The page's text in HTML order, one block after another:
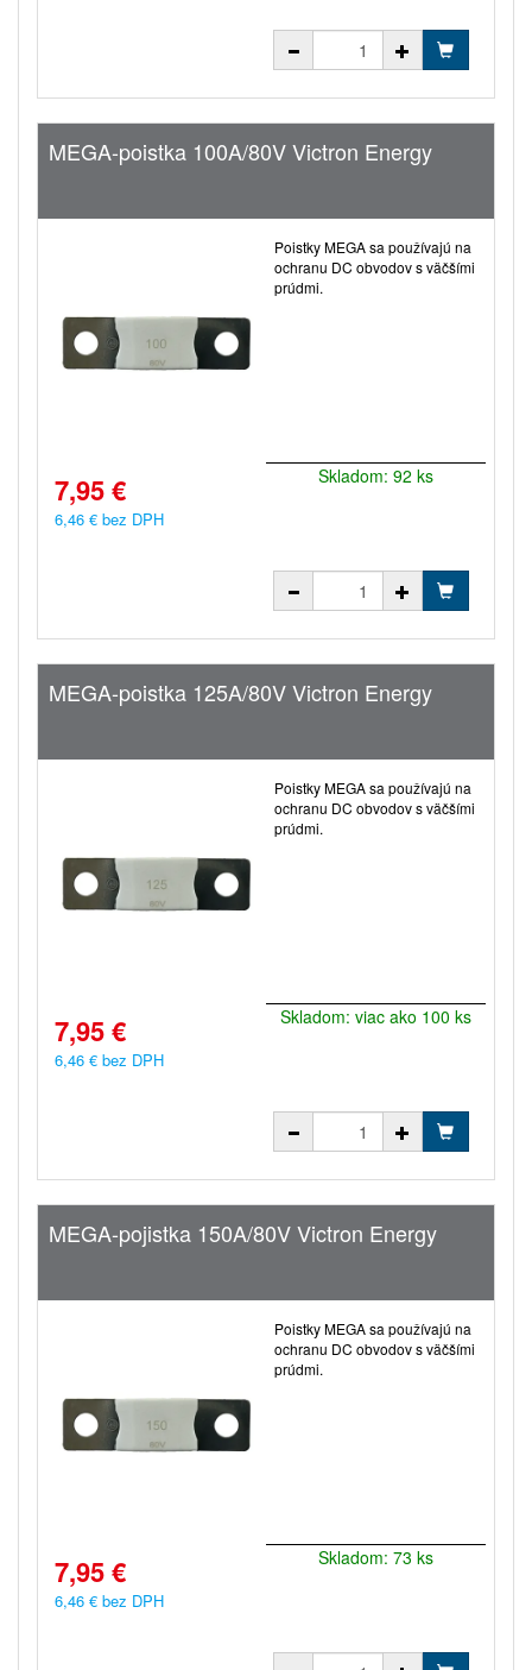
MEGA-poistka 100A/80V Victron Energy
Poistky MEGA sa používajú na
ochranu DC obvodov s väčšími
prúdmi.
7,95 €
6,46 € bez DPH
Skladom: 92 ks
MEGA-poistka 125A/80V Victron Energy
Poistky MEGA sa používajú na
ochranu DC obvodov s väčšími
prúdmi.
7,95 €
6,46 € bez DPH
Skladom: viac ako 100 ks
MEGA-pojistka 150A/80V Victron Energy
Poistky MEGA sa používajú na
ochranu DC obvodov s väčšími
prúdmi.
7,95 €
6,46 € bez DPH
Skladom: 73 ks